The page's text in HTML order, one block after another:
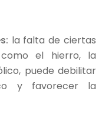
la falta de ciertas
el hierro, la
puede debilitar
y favorecer la